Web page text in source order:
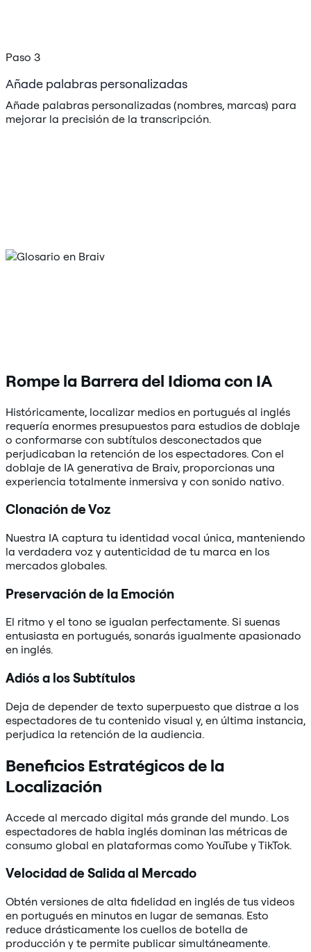
Paso 3
Añade palabras personalizadas
Añade palabras personalizadas (nombres, marcas) para
mejorar la precisión de la transcripción.
Rompe la Barrera del Idioma con IA
Históricamente, localizar medios en portugués al inglés
requería enormes presupuestos para estudios de doblaje
o conformarse con subtítulos desconectados que
perjudicaban la retención de los espectadores. Con el
doblaje de IA generativa de Braiv, proporcionas una
experiencia totalmente inmersiva y con sonido nativo.
Clonación de Voz
Nuestra IA captura tu identidad vocal única, manteniendo
la verdadera voz y autenticidad de tu marca en los
mercados globales.
Preservación de la Emoción
El ritmo y el tono se igualan perfectamente. Si suenas
entusiasta en portugués, sonarás igualmente apasionado
en inglés.
Adiós a los Subtítulos
Deja de depender de texto superpuesto que distrae a los
espectadores de tu contenido visual y, en última instancia,
perjudica la retención de la audiencia.
Beneficios Estratégicos de la
Localización
Accede al mercado digital más grande del mundo. Los
espectadores de habla inglés dominan las métricas de
consumo global en plataformas como YouTube y TikTok.
Velocidad de Salida al Mercado
Obtén versiones de alta fidelidad en inglés de tus videos
en portugués en minutos en lugar de semanas. Esto
reduce drásticamente los cuellos de botella de
producción y te permite publicar simultáneamente.